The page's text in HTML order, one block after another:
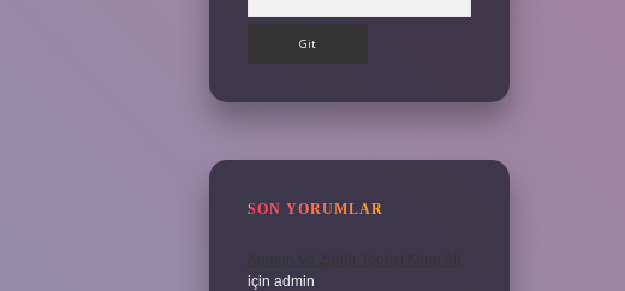
SON YORUMLAR
Kumun Ve Zuhûr Teorisi Kime Ait
için admin